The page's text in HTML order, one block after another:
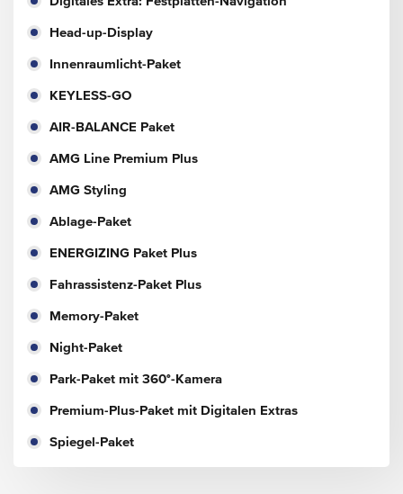
Head-up-Display
Innenraumlicht-Paket
KEYLESS-GO
AIR-BALANCE Paket
AMG Line Premium Plus
AMG Styling
Ablage-Paket
ENERGIZING Paket Plus
Fahrassistenz-Paket Plus
Memory-Paket
Night-Paket
Park-Paket mit 360°-Kamera
Premium-Plus-Paket mit Digitalen Extras
Spiegel-Paket